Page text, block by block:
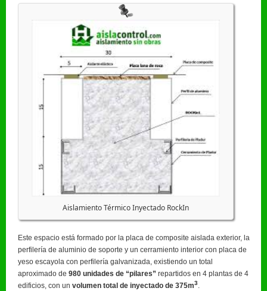
Aislamiento Térmico Inyectado RockIn
Este espacio está formado por la placa de composite aislada exterior, la
perfilería de aluminio de soporte y un cerramiento interior con placa de
yeso escayola con perfilería galvanizada, existiendo un total
aproximado de 980 unidades de “pilares” repartidos en 4 plantas de 4
edificios, con un volumen total de inyectado de 375m3.